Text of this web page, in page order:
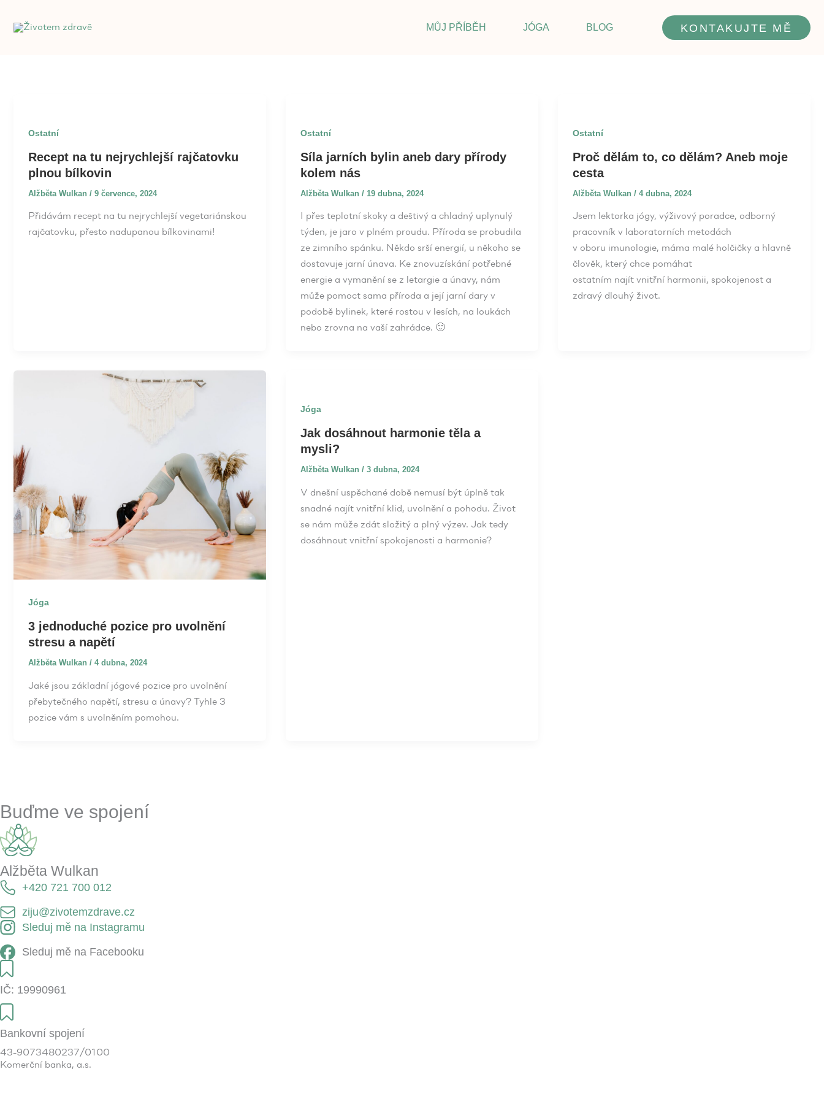
MŮJ PŘÍBĚH JÓGA BLOG KONTAKUJTE MĚ
Ostatní
Recept na tu nejrychlejší rajčatovku
plnou bílkovin
Alžběta Wulkan / 9 července, 2024
Přidávám recept na tu nejrychlejší vegetariánskou
rajčatovku, přesto nadupanou bílkovinami!
Ostatní
Síla jarních bylin aneb dary přírody
kolem nás
Alžběta Wulkan / 19 dubna, 2024
I přes teplotní skoky a deštivý a chladný uplynulý
týden, je jaro v plném proudu. Příroda se probudila
ze zimního spánku. Někdo srší energií, u někoho se
dostavuje jarní únava. Ke znovuzískání potřebné
energie a vymanění se z letargie a únavy, nám
může pomoct sama příroda a její jarní dary v
podobě bylinek, které rostou v lesích, na loukách
nebo zrovna na vaší zahrádce. 🙂
Ostatní
Proč dělám to, co dělám? Aneb moje
cesta
Alžběta Wulkan / 4 dubna, 2024
Jsem lektorka jógy, výživový poradce, odborný
pracovník v laboratorních metodách
v oboru imunologie, máma malé holčičky a hlavně
člověk, který chce pomáhat
ostatním najít vnitřní harmonii, spokojenost a
zdravý dlouhý život.
Jóga
3 jednoduché pozice pro uvolnění
stresu a napětí
Alžběta Wulkan / 4 dubna, 2024
Jaké jsou základní jógové pozice pro uvolnění
přebytečného napětí, stresu a únavy? Tyhle 3
pozice vám s uvolněním pomohou.
Jóga
Jak dosáhnout harmonie těla a
mysli?
Alžběta Wulkan / 3 dubna, 2024
V dnešní uspěchané době nemusí být úplně tak
snadné najít vnitřní klid, uvolnění a pohodu. Život
se nám může zdát složitý a plný výzev. Jak tedy
dosáhnout vnitřní spokojenosti a harmonie?
Buďme ve spojení
Alžběta Wulkan
+420 721 700 012
ziju@zivotemzdrave.cz
Sleduj mě na Instagramu
Sleduj mě na Facebooku
IČ: 19990961
Bankovní spojení
43-9073480237/0100
Komerční banka, a.s.